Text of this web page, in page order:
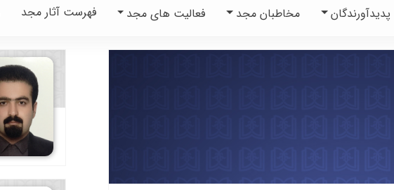
پدیدآورندگان مخاطبان مجد فعالیت های مجد فهرست آثار مجد